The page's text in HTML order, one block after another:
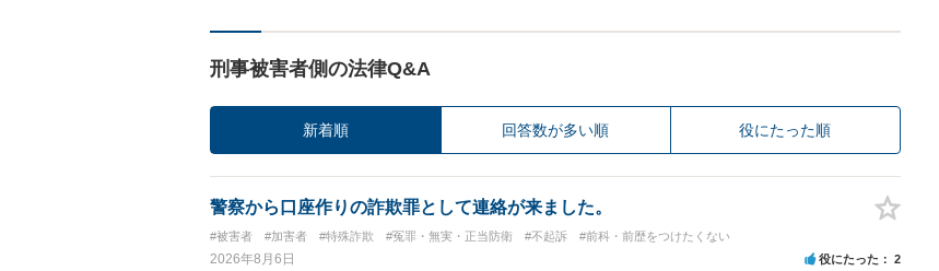
刑事被害者側の法律Q&A
新着順 回答数が多い順 役にたった順
警察から口座作りの詐欺罪として連絡が来ました。
#被害者 #加害者 #特殊詐欺 #冤罪・無実・正当防衛 #不起訴 #前科・前歴をつけたくない
2026年8月6日 役にたった 2